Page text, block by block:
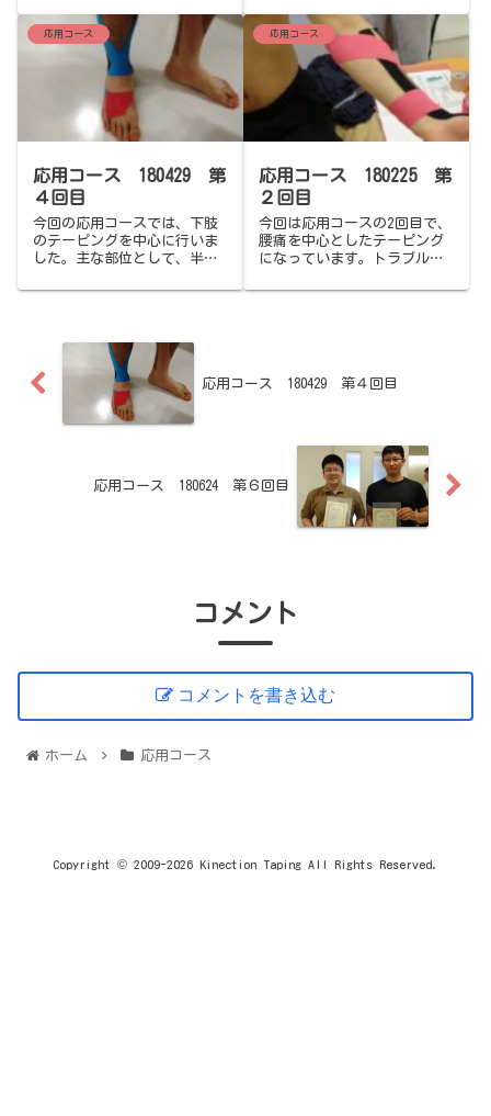
んでいきます。応用コース
は、臨床に即した形ですぐに
現場で使えるテーピングにな
っています。その分内容も多
く濃い物になっています。テ
ーピングに複合的な機能を持
たせたり、テープの扱いが面
白くなっています。
なり筆記試験はありません。
必須問題は、事前に案内して
いますが選択問題に関しては
当日に１０問が出題されま
す。 日頃の練習の成果を存分
に発揮して頂きたいと思いま
応用コース
応用コース 180429 第
４回目
今回の応用コースでは、下肢
のテーピングを中心に行いま
した。主な部位として、半月
れ、膝の靭帯損傷、足関節捻
ズムが理解できて、丁寧なテ
ーピングが行えるのが課題で
となります。
応用コース
応用コース 180225 第
２回目
今回は応用コースの2回目で、
腰痛を中心としたテーピング
になっています。トラブルの
のがこの腰痛です。腰痛と言
応用コース 180429 第４回目
応用コース 180624 第６回目
コメント
コメントを書き込む
ホーム 応用コース
Copyright © 2009-2026 Kinection Taping All Rights Reserved.